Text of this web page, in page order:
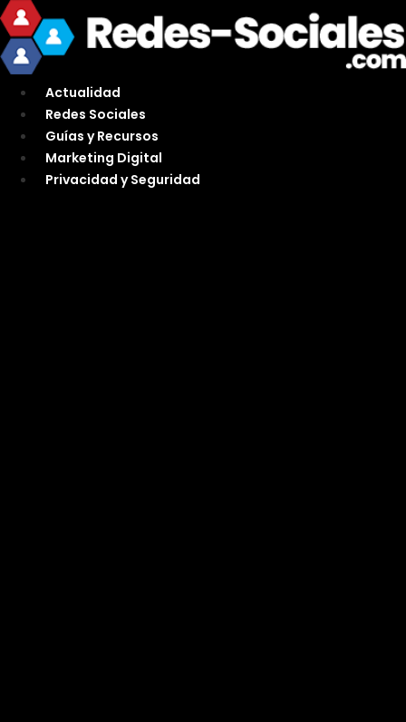
Ir
al
contenido
Actualidad
Redes Sociales
Guías y Recursos
Marketing Digital
Privacidad y Seguridad